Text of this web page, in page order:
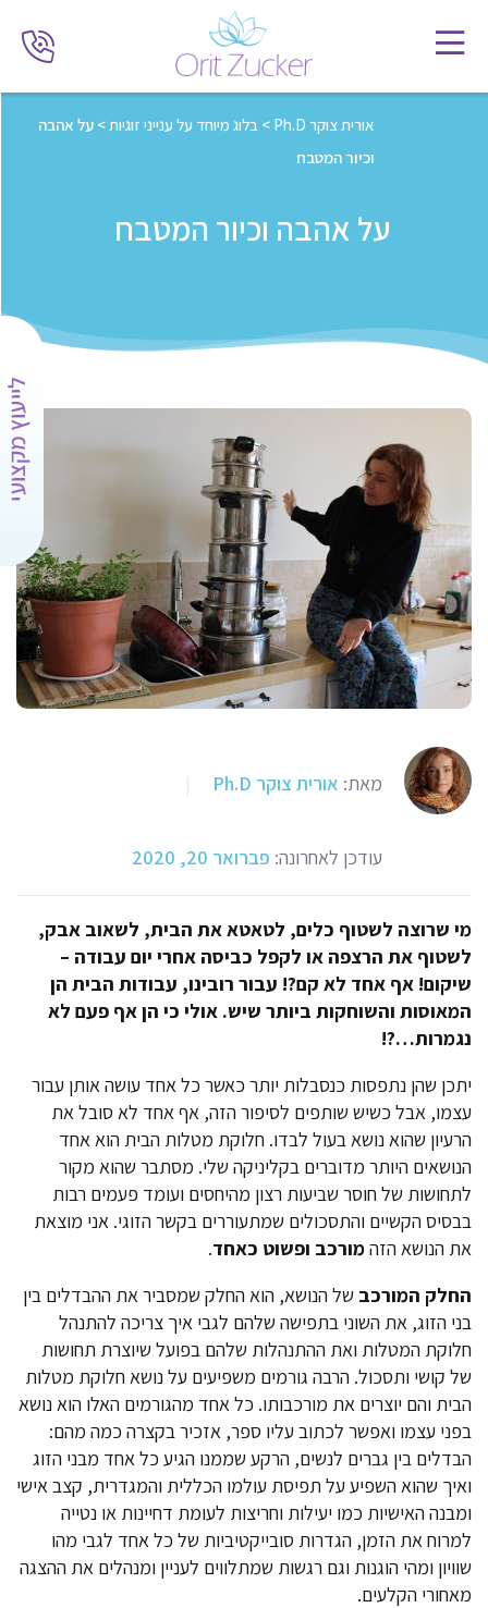
אורית צוקר Ph.D > בלוג מיוחד על ענייני זוגיות>על אהבה
וכיור המטבח
על אהבה וכיור המטבח
מאת: אורית צוקר Ph.D
עודכן לאחרונה: פברואר 20, 2020
מי שרוצה לשטוף כלים, לטאטא את הבית, לשאוב אבק,
לשטוף את הרצפה או לקפל כביסה אחרי יום עבודה –
שיקום! אף אחד לא קם?! עבור רובינו, עבודות הבית הן
המאוסות והשוחקות ביותר שיש. אולי כי הן אף פעם לא
נגמרות…?!
יתכן שהן נתפסות כנסבלות יותר כאשר כל אחד עושה אותן עבור
עצמו, אבל כשיש שותפים לסיפור הזה, אף אחד לא סובל את
הרעיון שהוא נושא בעול לבדו. חלוקת מטלות הבית הוא אחד
הנושאים היותר מדוברים בקליניקה שלי. מסתבר שהוא מקור
לתחושות של חוסר שביעות רצון מהיחסים ועומד פעמים רבות
בבסיס הקשיים והתסכולים שמתעוררים בקשר הזוגי. אני מוצאת
את הנושא הזהמורכב ופשוט כאחד.
החלק המורכב של הנושא, הוא החלק שמסביר את ההבדלים בין
בני הזוג, את השוני בתפישה שלהם לגבי איך צריכה להתנהל
חלוקת המטלות ואת ההתנהלות שלהם בפועל שיוצרת תחושות
של קושי ותסכול. הרבה גורמים משפיעים על נושא חלוקת מטלות
הבית והם יוצרים את מורכבותו. כל אחד מהגורמים האלו הוא נושא
בפני עצמו ואפשר לכתוב עליו ספר, אזכיר בקצרה כמה מהם:
הבדלים בין גברים לנשים, הרקע שממנו הגיע כל אחד מבני הזוג
ואיך שהוא השפיע על תפיסת עולמו הכללית והמגדרית, קצב אישי
ומבנה האישיות כמו יעילות וחריצות לעומת דחיינות או נטייה
למרוח את הזמן, הגדרות סובייקטיביות של כל אחד לגבי מהו
שוויון ומהי הוגנות וגם רגשות שמתלווים לעניין ומנהלים את ההצגה
מאחורי הקלעים.